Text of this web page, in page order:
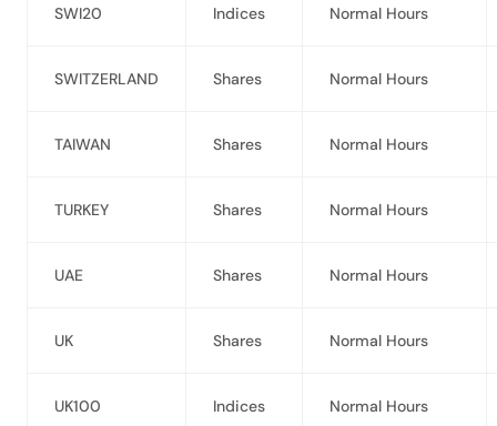
SWI20 Indices Normal Hours
SWITZERLAND Shares Normal Hours
TAIWAN Shares Normal Hours
TURKEY Shares Normal Hours
UAE Shares Normal Hours
UK Shares Normal Hours
UK100 Indices Normal Hours